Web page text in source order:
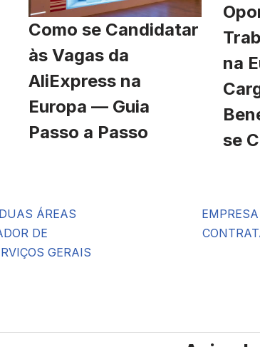
Como se Candidatar
às Vagas da
AliExpress na
Europa — Guia
Passo a Passo
na
se
ÁREAS
DE
GERAIS